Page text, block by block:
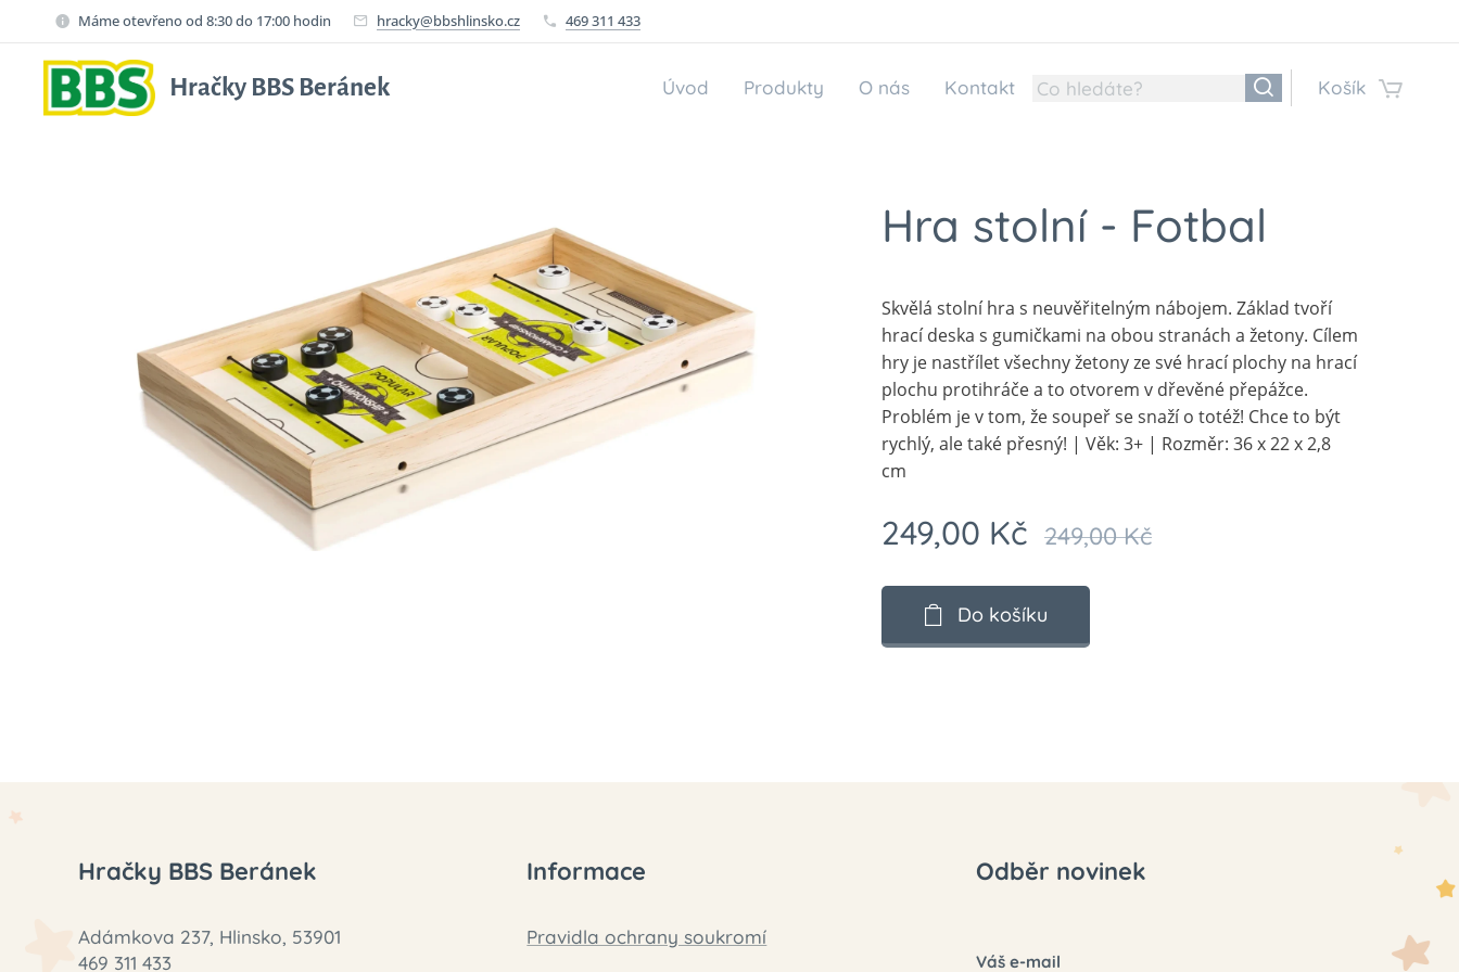
Máme otevřeno od 8:30 do 17:00 hodin hracky@bbshlinsko.cz 469 311 433
Hračky BBS Beránek Úvod Produkty O nás Kontakt Košík
Hra stolní - Fotbal
Skvělá stolní hra s neuvěřitelným nábojem. Základ tvoří
hrací deska s gumičkami na obou stranách a žetony. Cílem
hry je nastřílet všechny žetony ze své hrací plochy na hrací
plochu protihráče a to otvorem v dřevěné přepážce.
Problém je v tom, že soupeř se snaží o totéž! Chce to být
rychlý, ale také přesný! | Věk: 3+ | Rozměr: 36 x 22 x 2,8
cm
249,00 Kč 249,00Kč
Do košíku
Hračky BBS Beránek
Adámkova 237, Hlinsko, 53901
469 311 433
Informace
Pravidla ochrany soukromí
Odběr novinek
Váš e-mail